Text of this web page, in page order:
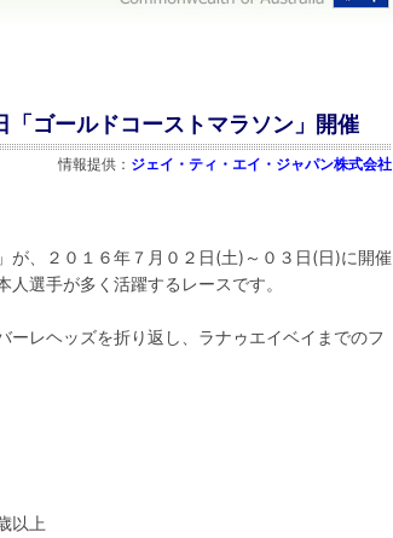
ゴールドコーストマラソン」開催
情報提供： ジェイ・ティ・エイ・ジャパン株式会社
が、２０１６年７月０２日(土)～０３日(日)に開催
選手が多く活躍するレースです。
レヘッズを折り返し、ラナゥエイベイまでのフ
以上